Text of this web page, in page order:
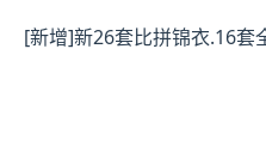
[新增]新26套比拼锦衣.16套